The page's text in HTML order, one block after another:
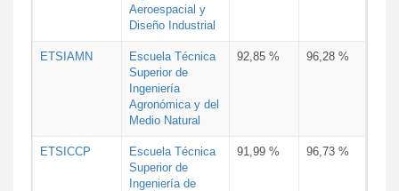
Aeroespacial y
Diseño Industrial
ETSIAMN
Escuela Técnica
Superior de
Ingeniería
Agronómica y del
Medio Natural
92,85 % 96,28 %
ETSICCP
Escuela Técnica
Superior de
Ingeniería de
91,99 % 96,73 %